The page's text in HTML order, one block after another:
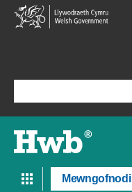
Neidio
i'r
prif
Mewngofnodi